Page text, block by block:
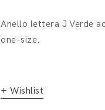
Anello lettera J Verde
one-size.
+ Wishlist